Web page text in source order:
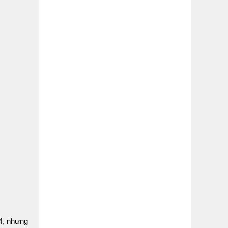
nhưng